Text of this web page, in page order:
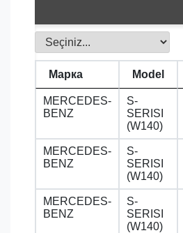
Марка Model
MERCEDES-
BENZ
S-
SERISI
(W140)
MERCEDES-
BENZ
S-
SERISI
(W140)
MERCEDES-
BENZ
S-
SERISI
(W140)